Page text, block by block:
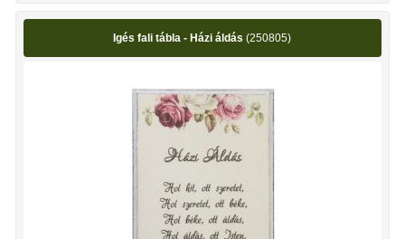
Igés fali tábla - Házi áldás (250805)